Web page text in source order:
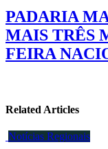
PADARIA
MAIS TRÊS
FEIRA
Related Articles
Notícias Regionais